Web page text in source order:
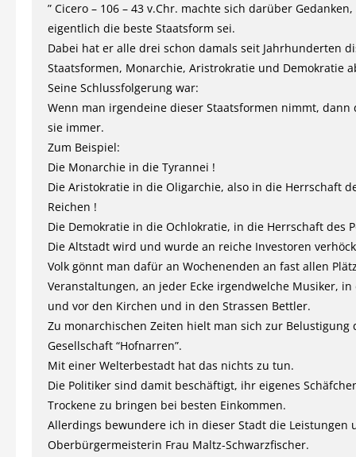
” Cicero – 106 – 43 v.Chr. machte sich darüber Gedanken,
eigentlich die beste Staatsform sei.
Dabei hat er alle drei schon damals seit Jahrhunderten
Staatsformen, Monarchie, Aristrokratie und Demokratie
Seine Schlussfolgerung war:
Wenn man irgendeine dieser Staatsformen nimmt, dann
sie immer.
Zum Beispiel:
Die Monarchie in die Tyrannei !
Die Aristokratie in die Oligarchie, also in die Herrschaft
Reichen !
Die Demokratie in die Ochlokratie, in die Herrschaft des
Die Altstadt wird und wurde an reiche Investoren
Volk gönnt man dafür an Wochenenden an fast allen
Veranstaltungen, an jeder Ecke irgendwelche Musiker,
und vor den Kirchen und in den Strassen Bettler.
Zu monarchischen Zeiten hielt man sich zur Belustigung
Gesellschaft “Hofnarren”.
Mit einer Welterbestadt hat das nichts zu tun.
Die Politiker sind damit beschäftigt, ihr eigenes
Trockene zu bringen bei besten Einkommen.
Allerdings bewundere ich in dieser Stadt die Leistungen
Oberbürgermeisterin Frau Maltz-Schwarzfischer.